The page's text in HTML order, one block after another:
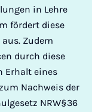
in Lehre
fördert diese
Zudem
durch diese
Erhalt eines
Nachweis der
NRW§36